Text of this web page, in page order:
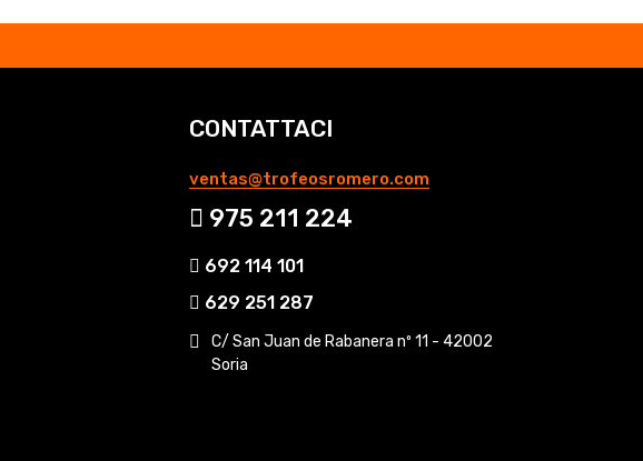
CONTATTACI
ventas@trofeosromero.com
975 211 224
692 114 101
629 251 287
C/ San Juan de Rabanera nº 11 - 42002
Soria